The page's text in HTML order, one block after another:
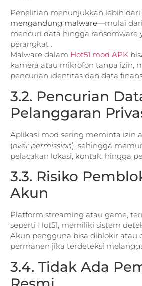
Penelitian menunjukkan lebih dari
mengandung malware—mulai
mencuri data hingga ransomware
perangkat .
Malware dalam Hot51 mod APK
kamera atau mikrofon tanpa izin,
pencurian identitas dan data
3.2. Pencurian
Pelanggaran
Aplikasi mod sering meminta izin
(over permission), sehingga
pelacakan lokasi, kontak, hingga
3.3. Risiko
Akun
Platform streaming atau game,
seperti Hot51, memiliki sistem
Akun pengguna bisa diblokir atau
permanen jika terdeteksi
3.4. Tidak Ada